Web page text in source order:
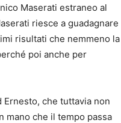
Maserati estraneo al
riesce a guadagnare
risultati che nemmeno la
poi anche per
Ernesto, che tuttavia non
mano che il tempo passa